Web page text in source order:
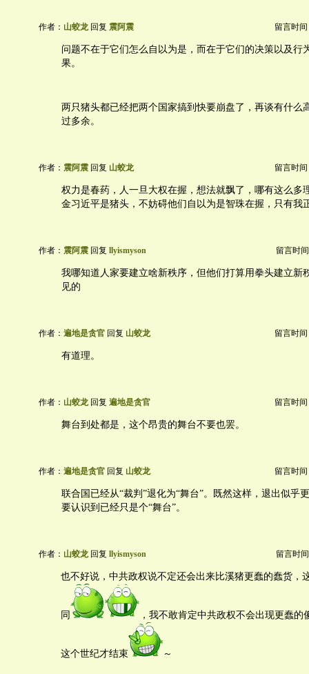
作者： 山蛟龙回复 震阿震 留言时间
问题不在于它们怎么自以为是，而在于它们的决策以及行
果。
两只猪头都已经把两个国家搞到快要崩盘了，再谈有什么
过多余。
作者： 震阿震 回复 山蛟龙 留言时间
权力是春药，人一旦大权在握，想法就飘了，哪有这么多
金习近平是猪头，不妨碍他们自以为是智珠在握，只有我
作者： 震阿震 回复 llyismyson 留言时
我哪知道人家要建立啥新秩序，但他们打算用拳头建立新
见的
作者： 遍地是贪官 回复 山蛟龙 留言时间
有道理。
作者： 山蛟龙回复 遍地是贪官 留言时间
舞台到处都是，这个昂贵的舞台不要也罢。
作者： 遍地是贪官 回复 山蛟龙 留言时间
联合国已经从“裁判”退化为“舞台”。既然这样，退出似乎
要认识到已经只是个“舞台”。
作者： 山蛟龙回复 llyismyson 留言时
也不好说，中共政权说不定还会出来比溪猪更蠢的蠢货，
同 ，我不敢肯定中共政权不会出现更蠢的
这个世纪才结束 ～